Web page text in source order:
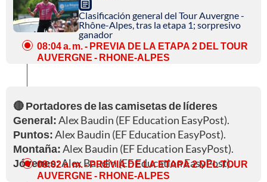
Clasificación general del Tour Auvergne -
Rhône-Alpes, tras la etapa 1; sorpresivo
ganador
08:04 a. m.- PREVIA DE LA ETAPA 2 DEL TOUR
AUVERGNE - RHONE-ALPES
🔴 Portadores de las camisetas de líderes
General:Alex Baudin (EF Education EasyPost).
Puntos:Alex Baudin (EF Education EasyPost).
Montaña:Alex Baudin (EF Education EasyPost).
Jóvenes:Alex Baudin (EF Education EasyPost).
08:02 a. m.- PREVIA DE LA ETAPA 2 DEL TOUR
AUVERGNE - RHONE-ALPES